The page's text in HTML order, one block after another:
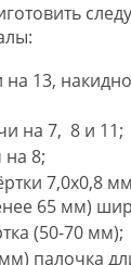
на 13,
на 7, 8 и 11;
8;
7,0х0,8
65 мм)
(50-70 мм);
палочка